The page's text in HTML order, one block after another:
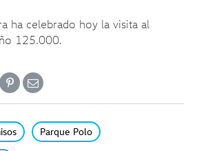
ha celebrado hoy la visita al
125.000.
Parque Polo